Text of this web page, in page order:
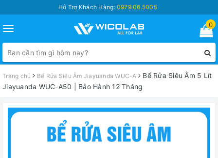
Hỗ Trợ Khách Hàng: 0979.06.5005
Toggle
navigation
0
Trang chủ Bể Rửa Siêu Âm Jiayuanda WUC-A
Bể Rửa Siêu Âm 5 Lít
Jiayuanda WUC-A50 | Bảo Hành 12 Tháng